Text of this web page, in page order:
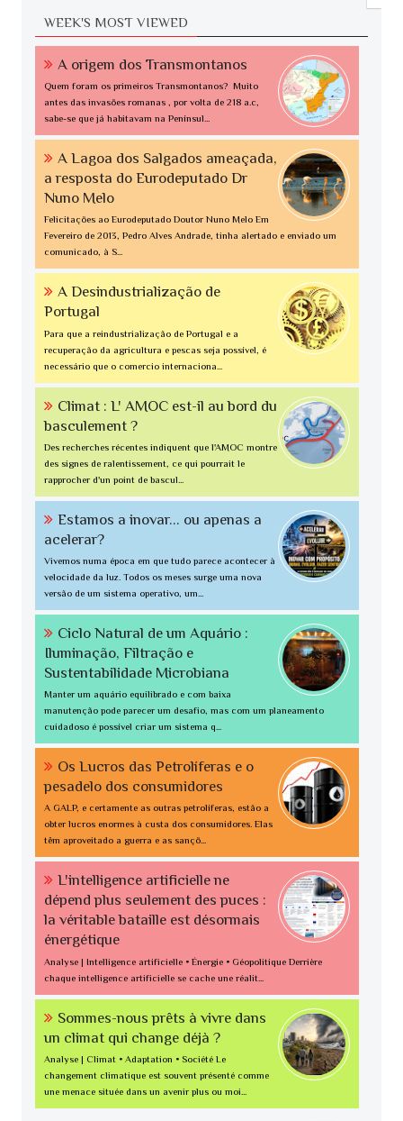
WEEK'S MOST VIEWED
A origem dos Transmontanos
Quem foram os primeiros Transmontanos? Muito
antes das invasões romanas , por volta de 218 a.c,
sabe-se que já habitavam na Penínsul...
A Lagoa dos Salgados ameaçada,
a resposta do Eurodeputado Dr
Nuno Melo
Felicitações ao Eurodeputado Doutor Nuno Melo Em
Fevereiro de 2013, Pedro Alves Andrade, tinha alertado e enviado um
comunicado, à S...
A Desindustrialização de
Portugal
Para que a reindustrialização de Portugal e a
recuperação da agricultura e pescas seja possível, é
necessário que o comercio internaciona...
Climat : L' AMOC est-il au bord du
basculement ?
Des recherches récentes indiquent que l'AMOC montre
des signes de ralentissement, ce qui pourrait le
rapprocher d'un point de bascul...
Estamos a inovar... ou apenas a
acelerar?
Vivemos numa época em que tudo parece acontecer à
velocidade da luz. Todos os meses surge uma nova
versão de um sistema operativo, um...
Ciclo Natural de um Aquário :
Iluminação, Filtração e
Sustentabilidade Microbiana
Manter um aquário equilibrado e com baixa
manutenção pode parecer um desafio, mas com um planeamento
cuidadoso é possível criar um sistema q...
Os Lucros das Petrolíferas e o
pesadelo dos consumidores
A GALP, e certamente as outras petrolíferas, estão a
obter lucros enormes à custa dos consumidores. Elas
têm aproveitado a guerra e as sançõ...
L'intelligence artificielle ne
dépend plus seulement des puces :
la véritable bataille est désormais
énergétique
Analyse | Intelligence artificielle • Énergie • Géopolitique Derrière
chaque intelligence artificielle se cache une réalit...
Sommes-nous prêts à vivre dans
un climat qui change déjà ?
Analyse | Climat • Adaptation • Société Le
changement climatique est souvent présenté comme
une menace située dans un avenir plus ou moi...